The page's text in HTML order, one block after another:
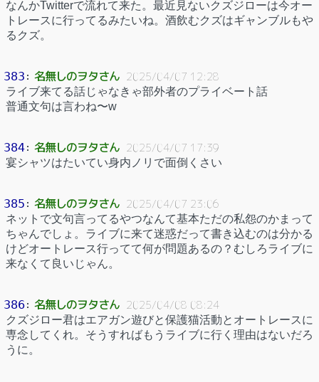
なんかTwitterで流れて来た。最近見ないクズジローは今オー
トレースに行ってるみたいね。酒飲むクズはギャンブルもや
るクズ。
383 ： 名無しのヲタさん 2025/04/07 12:28
ライブ来てる話じゃなきゃ部外者のプライベート話
普通文句は言わね〜w
384： 名無しのヲタさん 2025/04/07 17:39
宴シャツはたいてい身内ノリで面倒くさい
385 ： 名無しのヲタさん 2025/04/07 23:06
ネットで文句言ってるやつなんて基本ただの私怨のかまって
ちゃんでしょ。ライブに来て迷惑だって書き込むのは分かる
けどオートレース行ってて何が問題あるの？むしろライブに
来なくて良いじゃん。
386： 名無しのヲタさん 2025/04/08 08:24
クズジロー君はエアガン遊びと保護猫活動とオートレースに
専念してくれ。そうすればもうライブに行く理由はないだろ
うに。